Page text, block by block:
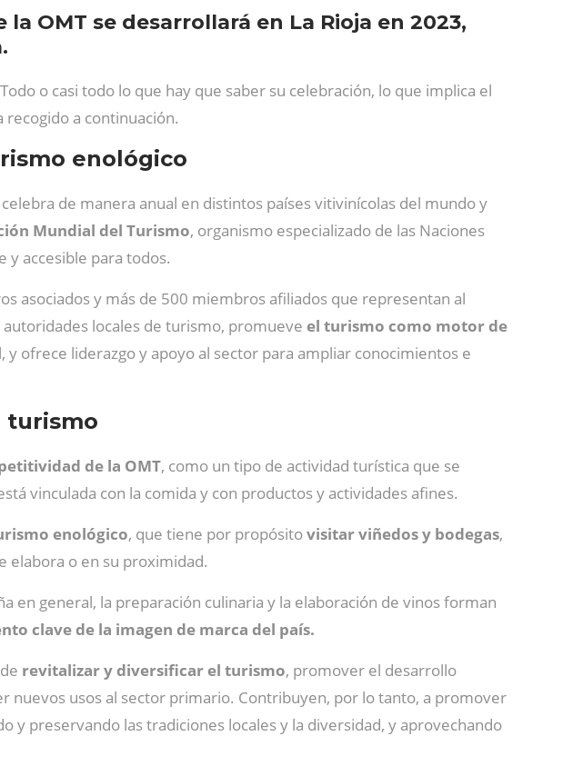
OMT se desarrollará en La Rioja en 2023,
o casi todo lo que hay que saber su celebración, lo que implica el
a continuación.
enológico
de manera anual en distintos países vitivinícolas del mundo y
Mundial del Turismo, organismo especializado de las Naciones
y accesible para todos.
asociados y más de 500 miembros afiliados que representan al
locales de turismo, promueve el turismo como motor de
ofrece liderazgo y apoyo al sector para ampliar conocimientos e
turismo
de la OMT, como un tipo de actividad turística que se
vinculada con la comida y con productos y actividades afines.
enológico, que tiene por propósitovisitar viñedos y bodegas,
elabora o en su proximidad.
en general, la preparación culinaria y la elaboración de vinos forman
clave de la imagen de marca del país.
revitalizar y diversificar el turismo, promover el desarrollo
usos al sector primario. Contribuyen, por lo tanto, a promover
y preservando las tradiciones locales y la diversidad, y aprovechando